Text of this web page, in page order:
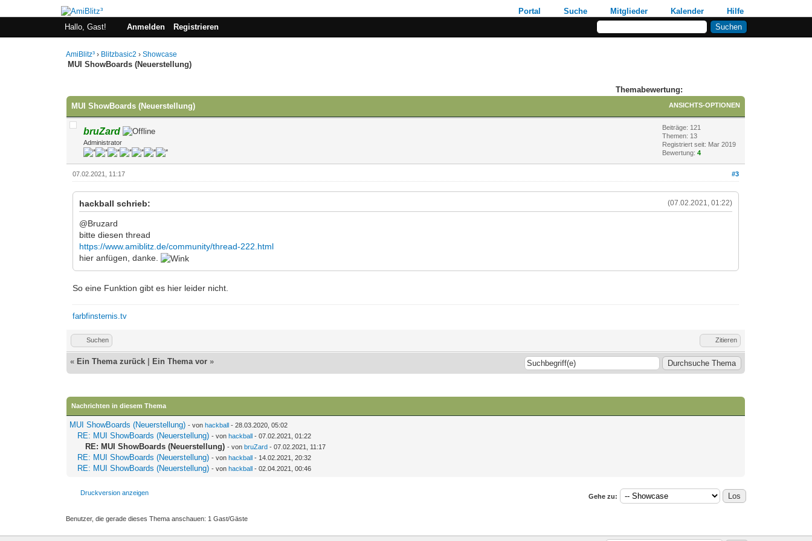
Portal Suche Mitglieder Kalender
Hilfe
Hallo, Gast!
Anmelden Registrieren
AmiBlitz³ › Blitzbasic2 ›Showcase
MUI ShowBoards (Neuerstellung)
Themabewertung:
ANSICHTS-OPTIONEN
MUI ShowBoards (Neuerstellung)
bruZard
Administrator
Beiträge: 121
Themen: 13
Registriert seit: Mar 2019
Bewertung:4
#3
07.02.2021, 11:17
(07.02.2021, 01:22)
hackball schrieb:
@Bruzard
bitte diesen thread
https://www.amiblitz.de/community/thread-222.html
hier anfügen, danke.
So eine Funktion gibt es hier leider nicht.
farbfinsternis.tv
Suchen Zitieren
« Ein Thema zurück Ein Thema vor »
Nachrichten in diesem Thema
MUI ShowBoards (Neuerstellung) - vonhackball - 28.03.2020, 05:02
RE: MUI ShowBoards (Neuerstellung) - vonhackball - 07.02.2021, 01:22
RE: MUI ShowBoards (Neuerstellung) - vonbruZard - 07.02.2021, 11:17
RE: MUI ShowBoards (Neuerstellung) - vonhackball - 14.02.2021, 20:32
RE: MUI ShowBoards (Neuerstellung) - vonhackball - 02.04.2021, 00:46
Druckversion anzeigen Gehe zu:
Benutzer, die gerade dieses Thema anschauen: 1 Gast/Gäste